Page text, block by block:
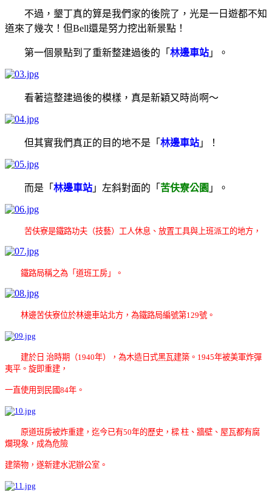
不過，墾丁真的算是我們家的後院了，光是一日遊都不知
道來了幾次！但Bell還是努力挖出新景點！
第一個景點到了重新整建過後的「 林邊車站 」。
看著這整建過後的模樣，真是新穎又時尚啊～
但其實我們真正的目的地不是「 林邊車站 」！
而是「 林邊車站 」左斜對面的「 苦伕寮公園 」。
苦伕寮是鐵路功夫（技藝）工人休息、放置工具與上班派工的地方，
鐵路局稱之為「道班工房」。
林邊苦伕寮位於林邊車站北方，為鐵路局編號第129號。
建於日 治時期（1940年），為木造日式黑瓦建築。1945年被美軍炸彈
夷平。旋即重建，
一直使用到民國84年。
原道班房被炸重建，迄今已有50年的歷史，樑 柱、牆壁、屋瓦都有腐
爛現象，成為危險
建築物，遂新建水泥辦公室。